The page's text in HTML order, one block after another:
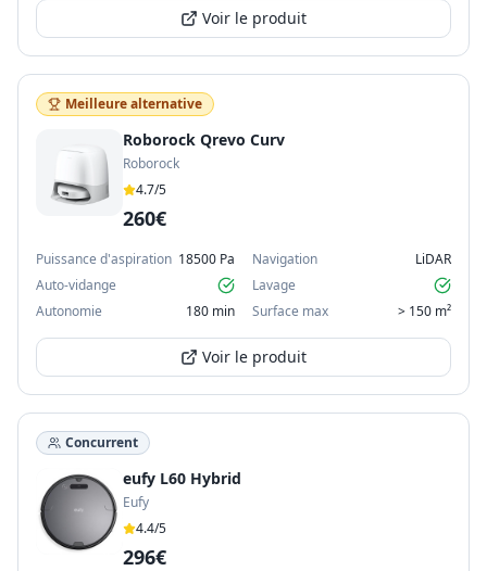
Voir le produit
Meilleure alternative
Roborock Qrevo Curv
Roborock
4.7/5
260€
Puissance d'aspiration 18500 Pa Navigation
LiDAR
Auto-vidange
Lavage
Autonomie
180 min Surface max > 150 m²
Voir le produit
Concurrent
eufy L60 Hybrid
Eufy
4.4/5
296€